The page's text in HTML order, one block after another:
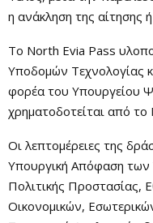
η ανάκληση της αίτησης
Το North Evia Pass
Υποδομών Τεχνολογίας
φορέα του Υπουργείου
χρηματοδοτείται από
Οι λεπτομέρειες της
Υπουργική Απόφαση των
Πολιτικής Προστασίας,
Οικονομικών,